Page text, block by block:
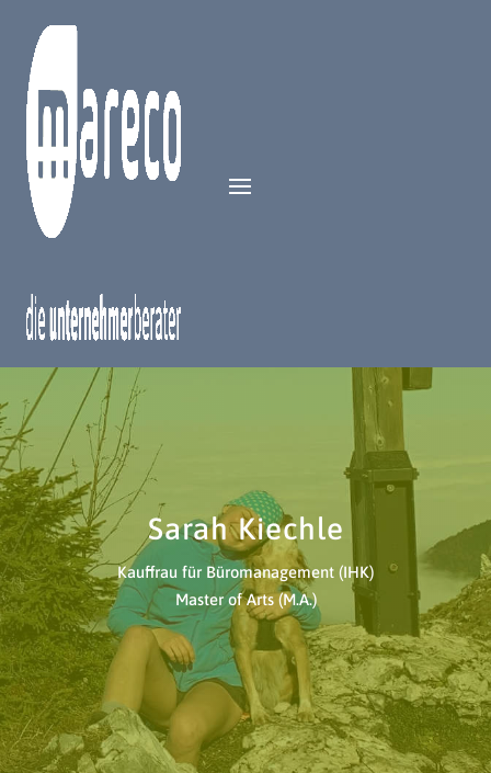
Sarah Kiechle
Kauffrau für Büromanagement (IHK)
Master of Arts (M.A.)